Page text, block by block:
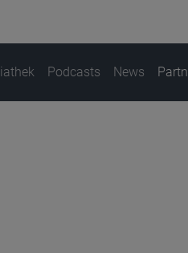
Podcasts News